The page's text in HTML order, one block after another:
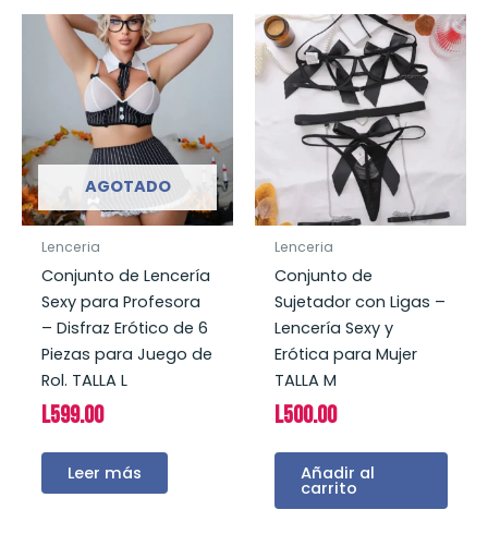
AGOTADO
Lenceria
Conjunto de Lencería
Sexy para Profesora
– Disfraz Erótico de 6
Piezas para Juego de
Rol. TALLA L
L599.00
Leer más
Lenceria
Conjunto de
Sujetador con Ligas –
Lencería Sexy y
Erótica para Mujer
TALLA M
L500.00
Añadir al
carrito